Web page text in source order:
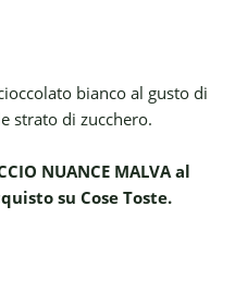
bianco al gusto di
strato di zucchero.
NUANCE MALVA al
su Cose Toste.